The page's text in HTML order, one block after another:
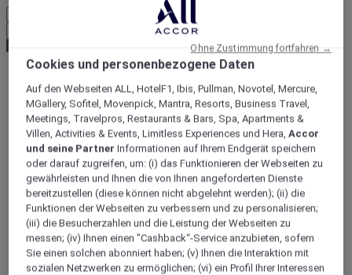
World
Asia
China
SHANGHAI - municipality
Shanghai
Cookies und personenbezogene Daten
Auf den Webseiten ALL, HotelF1, Ibis, Pullman, Novotel, Mercure,
MGallery, Sofitel, Movenpick, Mantra, Resorts, Business Travel,
Meetings, Travelpros, Restaurants & Bars, Spa, Apartments &
Villen, Activities & Events, Limitless Experiences und Hera,Accor
und seine Partner Informationen auf Ihrem Endgerät speichern
oder darauf zugreifen, um: (i) das Funktionieren der Webseiten zu
gewährleisten und Ihnen die von Ihnen angeforderten Dienste
bereitzustellen (diese können nicht abgelehnt werden); (ii) die
Funktionen der Webseiten zu verbessern und zu personalisieren;
(iii) die Besucherzahlen und die Leistung der Webseiten zu
messen; (iv) Ihnen einen "Cashback“-Service anzubieten, sofern
Sie einen solchen abonniert haben; (v) Ihnen die Interaktion mit
sozialen Netzwerken zu ermöglichen; (vi) ein Profil Ihrer Interessen
Ohne Zustimmung fortfahren →